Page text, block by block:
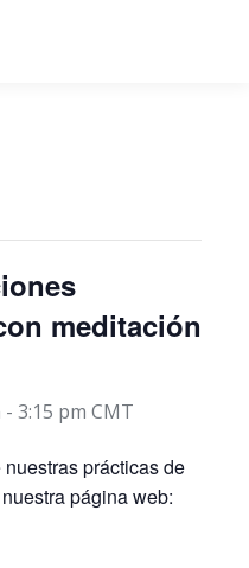
meditación
- 3:15 pm CMT
prácticas de
página web: